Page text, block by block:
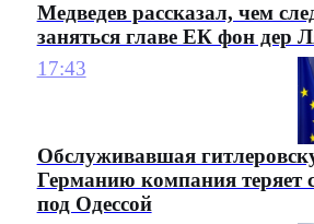
Медведев рассказал, чем
заняться главе ЕК фон дер
17:43
Обслуживавшая
Германию компания теряет
под Одессой